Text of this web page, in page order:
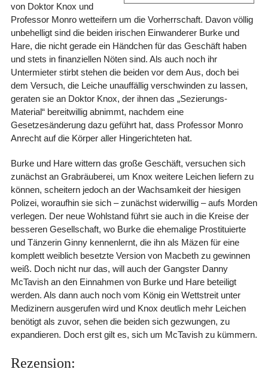
von Doktor Knox und
Professor Monro wetteifern um die Vorherrschaft. Davon völlig
unbehelligt sind die beiden irischen Einwanderer Burke und
Hare, die nicht gerade ein Händchen für das Geschäft haben
und stets in finanziellen Nöten sind. Als auch noch ihr
Untermieter stirbt stehen die beiden vor dem Aus, doch bei
dem Versuch, die Leiche unauffällig verschwinden zu lassen,
geraten sie an Doktor Knox, der ihnen das „Sezierungs-
Material“ bereitwillig abnimmt, nachdem eine
Gesetzesänderung dazu geführt hat, dass Professor Monro
Anrecht auf die Körper aller Hingerichteten hat.
Burke und Hare wittern das große Geschäft, versuchen sich
zunächst an Grabräuberei, um Knox weitere Leichen liefern zu
können, scheitern jedoch an der Wachsamkeit der hiesigen
Polizei, woraufhin sie sich – zunächst widerwillig – aufs Morden
verlegen. Der neue Wohlstand führt sie auch in die Kreise der
besseren Gesellschaft, wo Burke die ehemalige Prostituierte
und Tänzerin Ginny kennenlernt, die ihn als Mäzen für eine
komplett weiblich besetzte Version von Macbeth zu gewinnen
weiß. Doch nicht nur das, will auch der Gangster Danny
McTavish an den Einnahmen von Burke und Hare beteiligt
werden. Als dann auch noch vom König ein Wettstreit unter
Medizinern ausgerufen wird und Knox deutlich mehr Leichen
benötigt als zuvor, sehen die beiden sich gezwungen, zu
expandieren. Doch erst gilt es, sich um McTavish zu kümmern.
Rezension: